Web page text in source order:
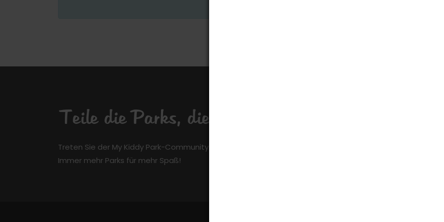
Teile die Parks, die du kennst
Treten Sie der My Kiddy Park-Community kostenlos bei und machen Sie einen Unterschied!
Immer mehr Parks für mehr Spaß!